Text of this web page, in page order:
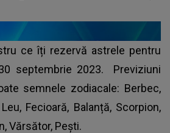
ce îți rezervă astrele pentru
septembrie 2023. Previziuni
semnele zodiacale: Berbec,
Fecioară, Balanță, Scorpion,
Vărsător, Pești.